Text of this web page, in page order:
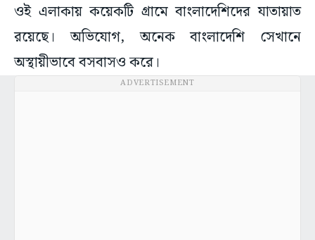
ওই এলাকায় কয়েকটি গ্রামে বাংলাদেশিদের যাতায়াত
রয়েছে। অভিযোগ, অনেক বাংলাদেশি সেখানে
অস্থায়ীভাবে বসবাসও করে।
ADVERTISEMENT